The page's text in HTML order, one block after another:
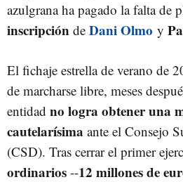
azulgrana ha pagado la falta de
inscripción de Dani Olmo y
El fichaje estrella de verano de
de marcharse libre, meses
entidad no logra obtener una
cautelarísima ante el Consejo
(CSD). Tras cerrar el primer
ordinarios --12 millones de